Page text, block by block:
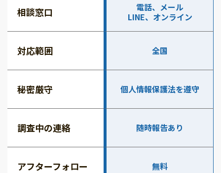
相談窓口
電話、メール
LINE、オンライン
対応範囲 全国
秘密厳守 個人情報保護法を遵守
調査中の連絡 随時報告あり
アフターフォロー 無料